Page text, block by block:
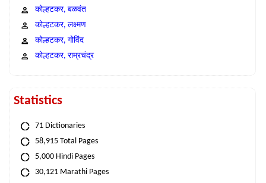
कोल्हटकर, बळवंत
कोल्हटकर, लक्ष्मण
कोल्हटकर, गोविंद
कोल्हटकर, राम्रचंद्र
Statistics
71 Dictionaries
58,915 Total Pages
5,000 Hindi Pages
30,121 Marathi Pages